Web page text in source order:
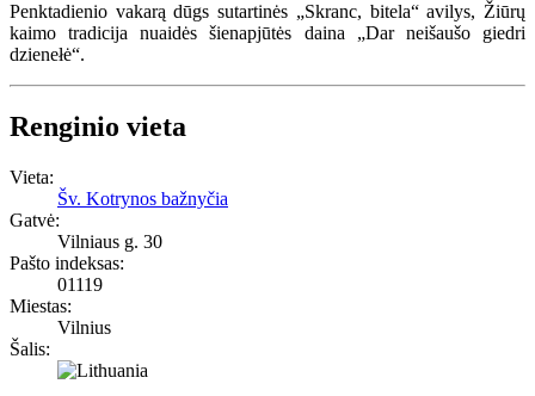
Penktadienio vakarą dūgs sutartinės „Skranc, bitela“ avilys, Žiūrų
kaimo tradicija nuaidės šienapjūtės daina „Dar neišaušo giedri
dzienełė“.
Renginio vieta
Vieta:
Šv. Kotrynos bažnyčia
Gatvė:
Vilniaus g. 30
Pašto indeksas:
01119
Miestas:
Vilnius
Šalis: